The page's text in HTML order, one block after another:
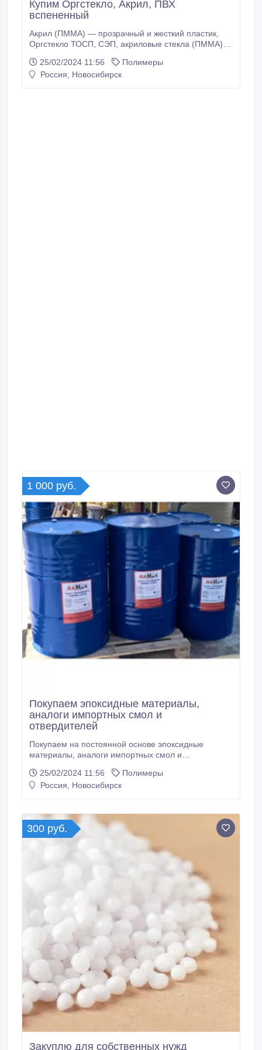
Купим Оргстекло, Акрил, ПВХ
вспененный
Акрил (ПММА) — прозрачный и жесткий пластик,
Оргстекло ТОСП, СЭП, акриловые стекла (ПММА),
обрезки акриловые стекла (ПММА), Акрил литой,
литого акрилового стекла, Поликарбонат, стекло,
25/02/2024 11:56
Полимеры
Россия, Новосибирск
1 000 руб.
Покупаем эпоксидные материалы,
аналоги импортных смол и
отвердителей
Покупаем на постоянной основе эпоксидные
материалы, аналоги импортных смол и
Изометилтетрагидрофталевый ангидрид (MTHPA),
Оксид алюминия силанизированный, Отвердитель
1450, Отвердитель.
25/02/2024 11:56
Полимеры
Россия, Новосибирск
300 руб.
Закуплю для собственных нужд